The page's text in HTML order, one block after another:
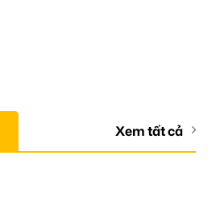
Xem tất cả